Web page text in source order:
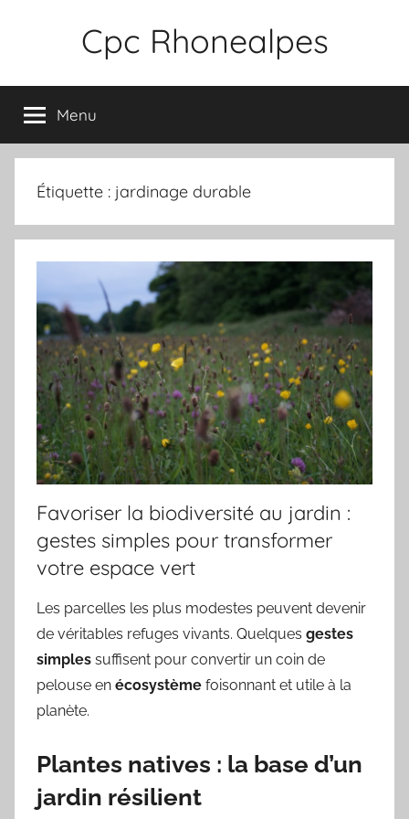
Cpc Rhonealpes
Menu
Étiquette : jardinage durable
Favoriser la biodiversité au jardin :
gestes simples pour transformer
votre espace vert
Les parcelles les plus modestes peuvent devenir
de véritables refuges vivants. Quelques gestes
simples suffisent pour convertir un coin de
pelouse en écosystème foisonnant et utile à la
planète.
Plantes natives : la base d’un
jardin résilient